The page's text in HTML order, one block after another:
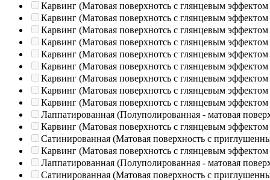
Карвинг (Матовая поверхнотсь с глянцевым эффектом
Карвинг (Матовая поверхнотсь с глянцевым эффектом
Карвинг (Матовая поверхнотсь с глянцевым эффектом
Карвинг (Матовая поверхнотсь с глянцевым эффектом
Карвинг (Матовая поверхнотсь с глянцевым эффектом
Карвинг (Матовая поверхнотсь с глянцевым эффектом
Карвинг (Матовая поверхнотсь с глянцевым эффектом
Карвинг (Матовая поверхнотсь с глянцевым эффектом
Карвинг (Матовая поверхнотсь с глянцевым эффектом
Лаппатированная (Полуполированная - матовая
Карвинг (Матовая поверхнотсь с глянцевым эффектом
Сатинированная (Матовая поверхность с
Карвинг (Матовая поверхнотсь с глянцевым эффектом
Лаппатированная (Полуполированная - матовая
Сатинированная (Матовая поверхность с